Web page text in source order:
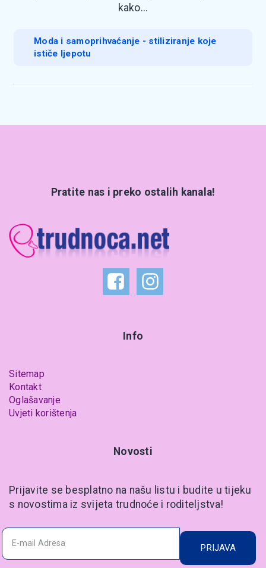
kako...
Moda i samoprihvaćanje - stiliziranje koje
ističe ljepotu
Pratite nas i preko ostalih kanala!
Info
Sitemap
Kontakt
Oglašavanje
Uvjeti korištenja
Novosti
Prijavite se besplatno na našu listu i budite u tijeku
s novostima iz svijeta trudnoće i roditeljstva!
PRIJAVA